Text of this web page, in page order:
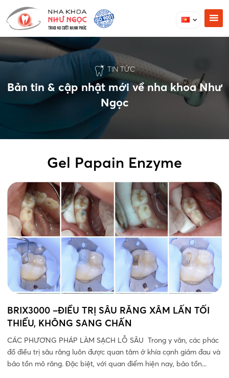
TIN TỨC
Bản tin & cập nhật mới về nha khoa Như
Ngọc
Gel Papain Enzyme
BRIX3000 –ĐIỀU TRỊ SÂU RĂNG XÂM LẤN TỐI
THIỂU, KHÔNG SANG CHẤN
CÁC PHƯƠNG PHÁP LÀM SẠCH LỖ SÂU Trong y văn, các phác
đồ điều trị sâu răng luôn được quan tâm ở khía cạnh giảm đau và
bảo tồn mô răng. Đặc biệt, với quan điểm hiện nay, bảo tồn...